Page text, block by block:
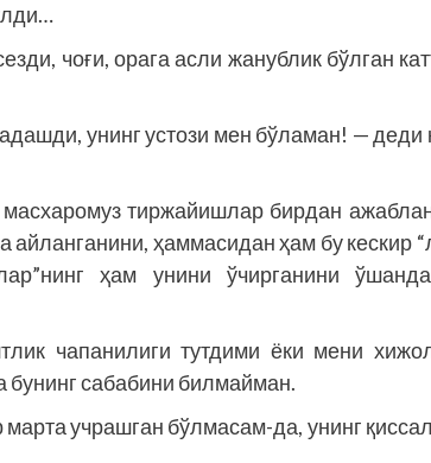
чоғи, орага асли жанублик бўлган
унинг устози мен бўламан! — деди
масхаромуз тиржайишлар бирдан
айланганини, ҳаммасидан ҳам бу кескир
ҳам унини ўчирганини
чапанилиги тутдими ёки мени
бунинг сабабини билмайман.
учрашган бўлмасам-да, унинг